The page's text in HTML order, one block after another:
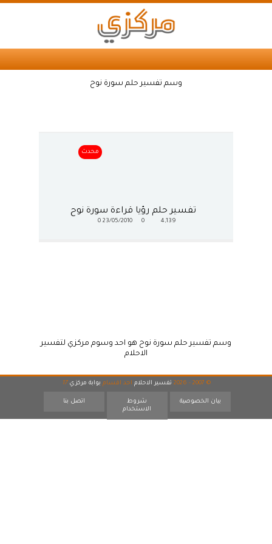
وسم تفسير حلم سورة نوح
محدث
تفسير حلم رؤيا قراءة سورة نوح
4,139
0
23/05/2010
0
وسم تفسير حلم سورة نوح هو احد وسوم مركزي لتفسير
الاحلام
© 2007 - 2026 تفسير الاحلام احد اقسام بوابة مركزي 17
بيان الخصوصية
شروط
الاستخدام
اتصل بنا